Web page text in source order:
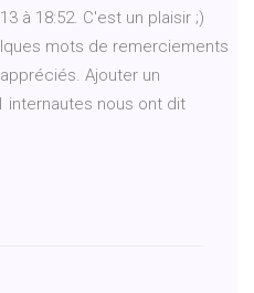
à 18:52. C'est un plaisir ;)
mots de remerciements
Ajouter un
internautes nous ont dit